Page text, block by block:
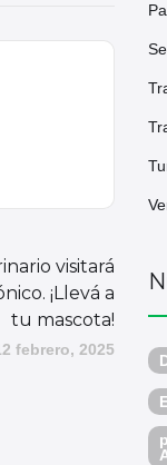
visitará
¡Llevá a
tu mascota!
febrero, 2025